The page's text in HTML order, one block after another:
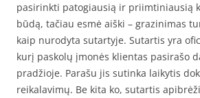
pasirinkti patogiausią ir priimtiniausią
būdą, tačiau esmė aiški – grazinimas
kaip nurodyta sutartyje. Sutartis yra
kurį paskolų įmonės klientas pasirašo
pradžioje. Parašu jis sutinka laikytis
reikalavimų. Be kita ko, sutartis